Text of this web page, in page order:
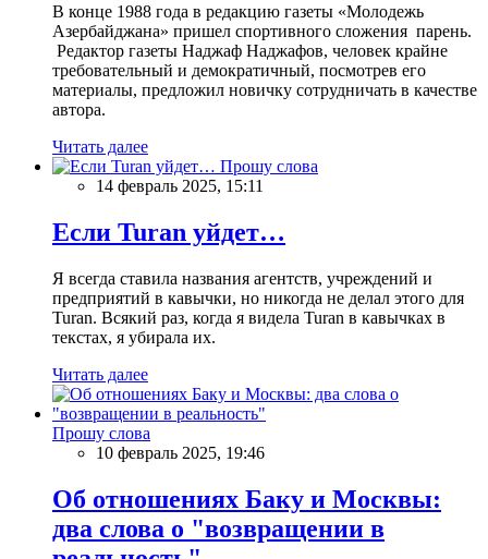
В конце 1988 года в редакцию газеты «Молодежь
Азербайджана» пришел спортивного сложения парень.
Редактор газеты Наджаф Наджафов, человек крайне
требовательный и демократичный, посмотрев его
материалы, предложил новичку сотрудничать в качестве
автора.
Читать далее
Прошу слова
14 февраль 2025, 15:11
Если Turan уйдет…
Я всегда ставила названия агентств, учреждений и
предприятий в кавычки, но никогда не делал этого для
Turan. Всякий раз, когда я видела Turan в кавычках в
текстах, я убирала их.
Читать далее
Прошу слова
10 февраль 2025, 19:46
Об отношениях Баку и Москвы:
два слова о "возвращении в